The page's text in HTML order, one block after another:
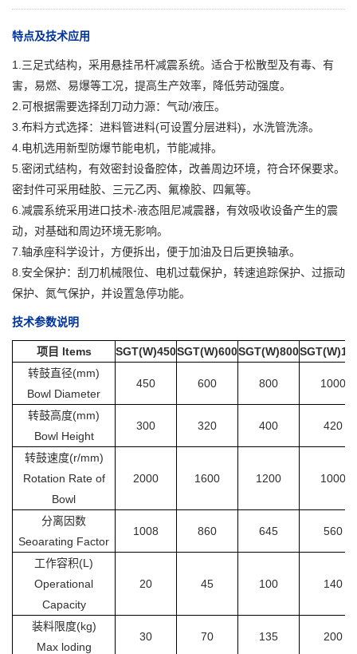
特点及技术应用
1.三足式结构，采用悬挂吊杆减震系统。适合于松散型及有毒、有
害，易燃、易爆等工况，提高生产效率，降低劳动强度。
2.可根据需要选择刮刀动力源：气动/液压。
3.布料方式选择：进料管进料(可设置分层进料)，水洗管洗涤。
4.电机选用新型防爆节能电机，节能减排。
5.密闭式结构，有效密封设备腔体，改善周边环境，符合环保要求。
密封件可采用硅胶、三元乙丙、氟橡胶、四氟等。
6.减震系统采用进口技术-液态阻尼减震器，有效吸收设备产生的震
动，对基础和周边环境无影响。
7.轴承座科学设计，方便拆出，便于加油及日后更换轴承。
8.安全保护：刮刀机械限位、电机过载保护，转速追踪保护、过振动
保护、氮气保护，并设置急停功能。
技术参数说明
项目 ltems SGT(W)450SGT(W)600SGT(W)800
转鼓直径(mm)
Bowl Diameter
450 600 800 1000
转鼓高度(mm)
Bowl Height
300 320 400 420
转鼓速度(r/mm)
Rotation Rate of
Bowl
2000 1600 1200 1000
分离因数
Seoarating Factor
1008 860 645 560
工作容积(L)
Operational
Capacity
20 45 100 140
装料限度(kg)
Max loding
30 70 135 200